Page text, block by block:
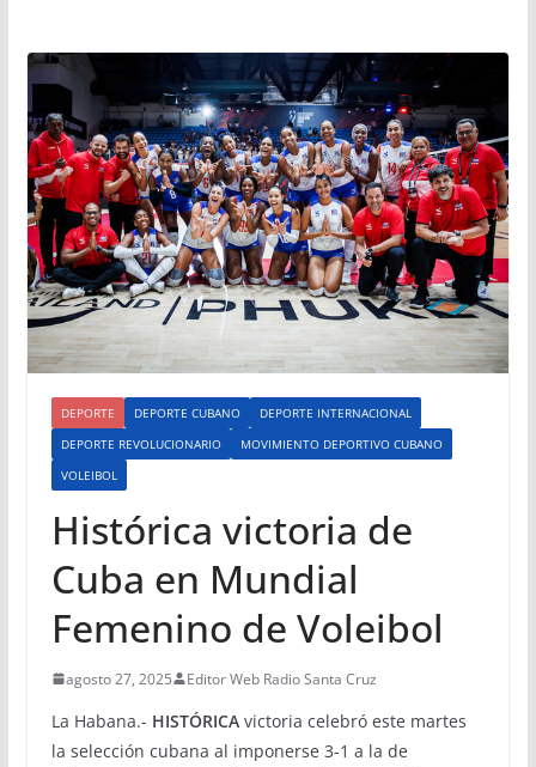
DEPORTE DEPORTE CUBANO
DEPORTE INTERNACIONAL
DEPORTE REVOLUCIONARIO
MOVIMIENTO DEPORTIVO CUBANO
VOLEIBOL
Histórica victoria de
Cuba en Mundial
Femenino de Voleibol
agosto 27, 2025 Editor Web Radio Santa Cruz
La Habana.- HISTÓRICA victoria celebró este martes
la selección cubana al imponerse 3-1 a la de